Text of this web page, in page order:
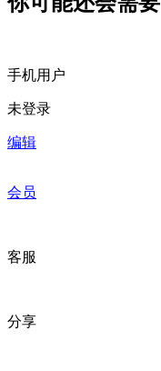
手机用户
未登录
编辑
会员
客服
分享